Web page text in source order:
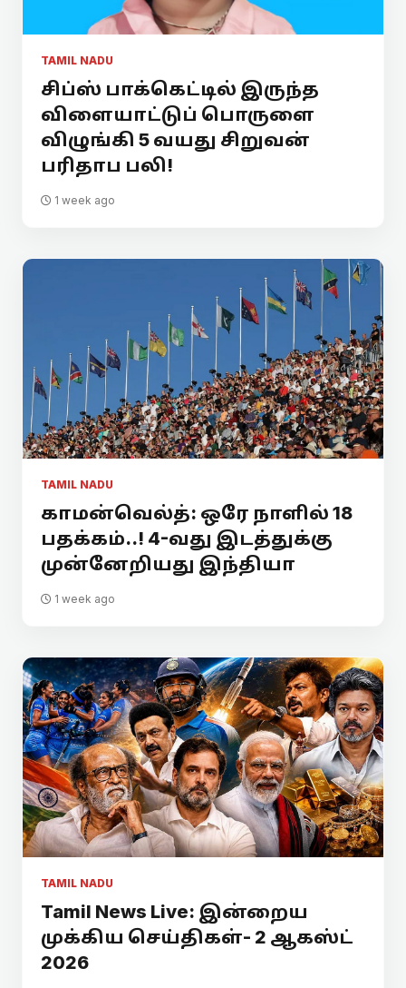
TAMIL NADU
சிப்ஸ் பாக்கெட்டில் இருந்த
விளையாட்டுப் பொருளை
விழுங்கி 5 வயது சிறுவன்
பரிதாப பலி!
1 week ago
TAMIL NADU
காமன்வெல்த்: ஒரே நாளில் 18
பதக்கம்..! 4-வது இடத்துக்கு
முன்னேறியது இந்தியா
1 week ago
TAMIL NADU
Tamil News Live: இன்றைய
முக்கிய செய்திகள்- 2 ஆகஸ்ட்
2026